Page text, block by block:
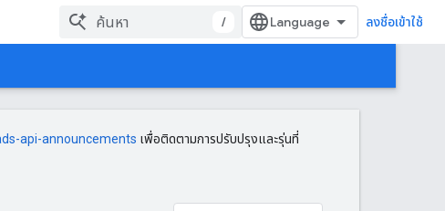
/ ลงชื่อเข้าใช้
api-announcements เพื่อติดตามการปรับปรุงและรุ่นที่